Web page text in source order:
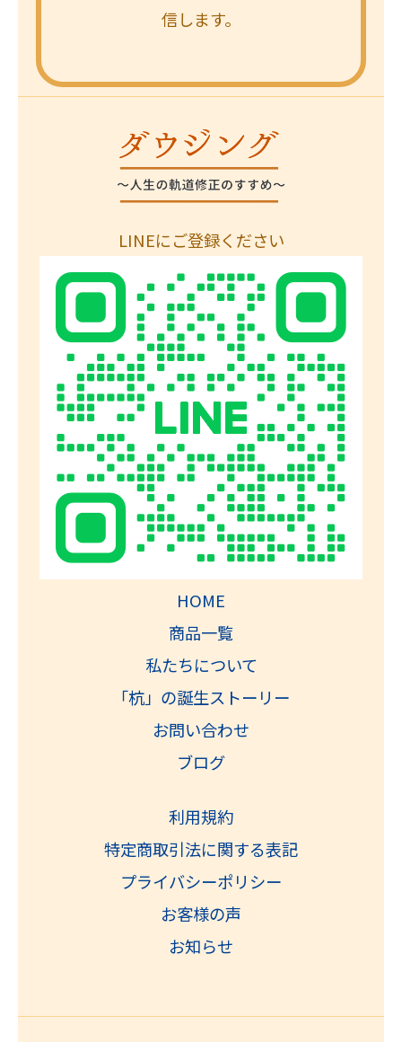
信します。
LINEにご登録ください
HOME
商品一覧
私たちについて
「杭」の誕生ストーリー
お問い合わせ
ブログ
利用規約
特定商取引法に関する表記
プライバシーポリシー
お客様の声
お知らせ